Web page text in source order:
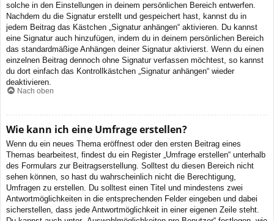
solche in den Einstellungen in deinem persönlichen Bereich entwerfen.
Nachdem du die Signatur erstellt und gespeichert hast, kannst du in
jedem Beitrag das Kästchen „Signatur anhängen“ aktivieren. Du kannst
eine Signatur auch hinzufügen, indem du in deinem persönlichen Bereich
das standardmäßige Anhängen deiner Signatur aktivierst. Wenn du einen
einzelnen Beitrag dennoch ohne Signatur verfassen möchtest, so kannst
du dort einfach das Kontrollkästchen „Signatur anhängen“ wieder
deaktivieren.
Nach oben
Wie kann ich eine Umfrage erstellen?
Wenn du ein neues Thema eröffnest oder den ersten Beitrag eines
Themas bearbeitest, findest du ein Register „Umfrage erstellen“ unterhalb
des Formulars zur Beitragserstellung. Solltest du diesen Bereich nicht
sehen können, so hast du wahrscheinlich nicht die Berechtigung,
Umfragen zu erstellen. Du solltest einen Titel und mindestens zwei
Antwortmöglichkeiten in die entsprechenden Felder eingeben und dabei
sicherstellen, dass jede Antwortmöglichkeit in einer eigenen Zeile steht.